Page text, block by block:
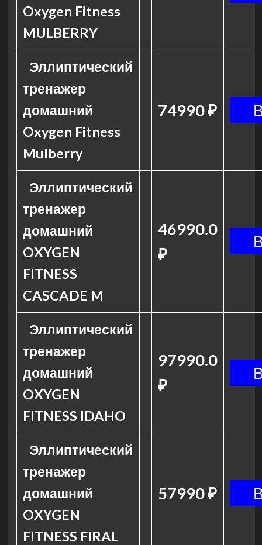
Oxygen Fitness
MULBERRY
Эллиптический
тренажер
домашний
Oxygen Fitness
Mulberry
74990 ₽
Эллиптический
тренажер
домашний
OXYGEN
FITNESS
CASCADE M
46990.0
₽
Эллиптический
тренажер
домашний
OXYGEN
FITNESS IDAHO
97990.0
₽
Эллиптический
тренажер
домашний
OXYGEN
FITNESS FIRAL
57990 ₽